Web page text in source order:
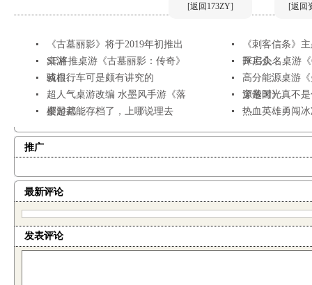
[返回173ZY] [返回
《古墓丽影》将于2019年初推出
桌游
《刺客信条》
开启众...
SE将推桌游《古墓丽影：传奇》
或根...
BGG头名桌游
骑自行车可是颇有讲究的
高分能源桌游
源帝国》
超人气桌游改编 水墨风手游《落
樱起武...
穿越时光真不
桌游都能存档了，上哪说理去
热血英雄勇闯
推广
最新评论
发表评论